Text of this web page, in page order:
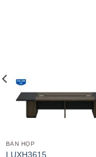
BÀN HỌP
LUXH3615